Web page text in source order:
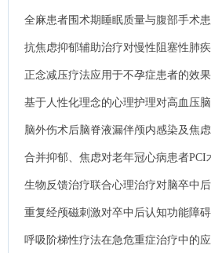
全麻患者围术期睡眠质量与腹部手术
抗焦虑抑郁辅助治疗对慢性阻塞性肺
响.
正念减压疗法应用于不孕症患者的效
量的影响.
基于人性化理念的心理护理对高血压
意度的影响.
脑外伤术后脑脊液漏伴颅内感染及焦
合并抑郁、焦虑对老年冠心病患者PCI
生物反馈治疗联合心理治疗对脑卒中
响.
重复经颅磁刺激对卒中后认知功能障
呼吸阶梯性疗法在急危重症治疗中的